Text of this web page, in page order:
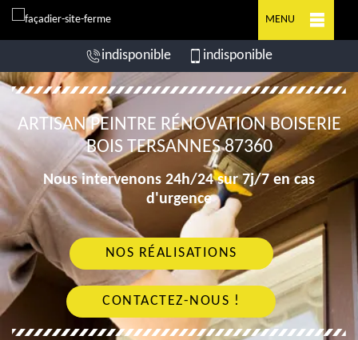
MENU
indisponible indisponible
ARTISAN PEINTRE RÉNOVATION BOISERIE
BOIS TERSANNES 87360
Nous intervenons 24h/24 sur 7j/7 en cas
d'urgence
NOS RÉALISATIONS
CONTACTEZ-NOUS !